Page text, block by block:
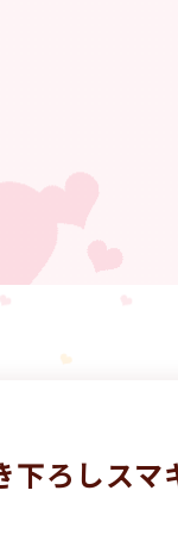
下ろしスマ